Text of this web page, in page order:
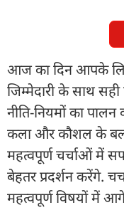
आज का दिन आपके
जिम्मेदारी के साथ
नीति-नियमों का
कला और कौशल के बल
महत्वपूर्ण चर्चाओं में
बेहतर प्रदर्शन करेंगे.
महत्वपूर्ण विषयों में